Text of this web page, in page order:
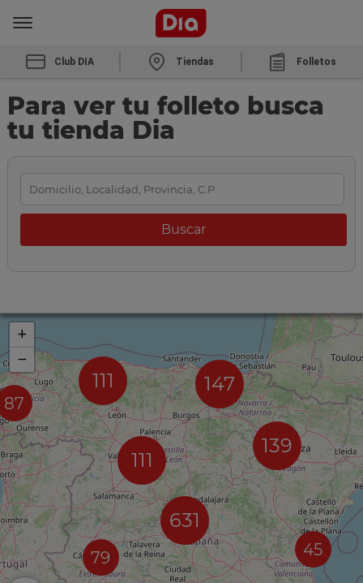
Club DIA Tiendas Folletos
Para ver tu folleto busca
tu tienda Dia
87
111 147
111
79
631
139
45
+
−